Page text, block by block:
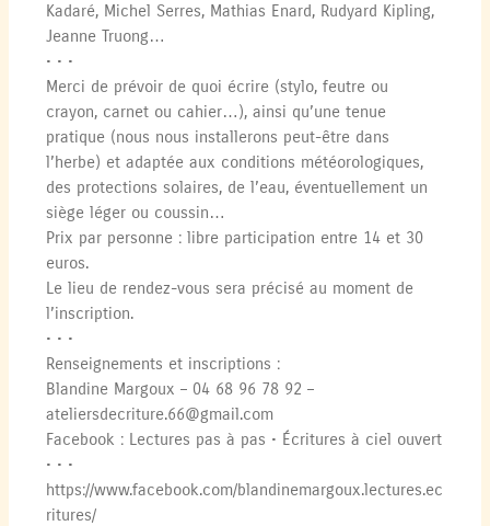
Kadaré, Michel Serres, Mathias Enard, Rudyard Kipling,
Jeanne Truong…
• • •
Merci de prévoir de quoi écrire (stylo, feutre ou
crayon, carnet ou cahier…), ainsi qu’une tenue
pratique (nous nous installerons peut-être dans
l’herbe) et adaptée aux conditions météorologiques,
des protections solaires, de l’eau, éventuellement un
siège léger ou coussin…
Prix par personne : libre participation entre 14 et 30
euros.
Le lieu de rendez-vous sera précisé au moment de
l’inscription.
• • •
Renseignements et inscriptions :
Blandine Margoux – 04 68 96 78 92 –
ateliersdecriture.66@gmail.com
Facebook : Lectures pas à pas • Écritures à ciel ouvert
• • •
https://www.facebook.com/blandinemargoux.lectures.ec
ritures/